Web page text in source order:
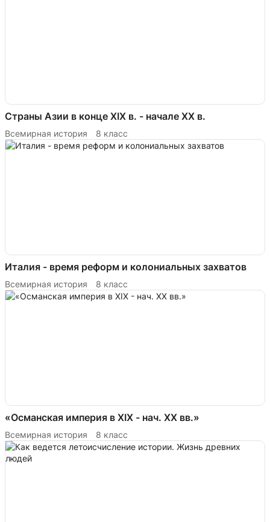
Страны Азии в конце XIX в. - начале XX в.
Всемирная история 8 класс
Италия - время реформ и колониальных захватов
Всемирная история 8 класс
«Османская империя в XIX - нач. XX вв.»
Всемирная история 8 класс